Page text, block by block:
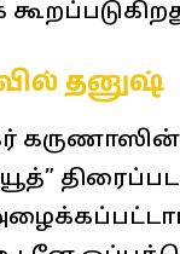
தனுஷ்